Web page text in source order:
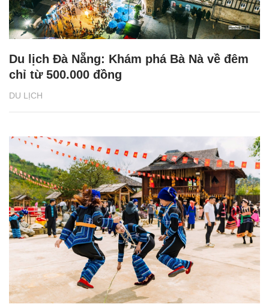
DU LỊCH
Du lịch Đà Nẵng: Khám phá Bà Nà về đêm
chỉ từ 500.000 đồng